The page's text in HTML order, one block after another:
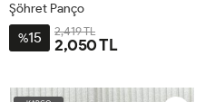
BDN-
Şöhret Panço
%15 2,419 TL
2,050 TL